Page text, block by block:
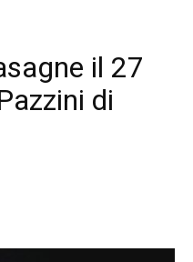
il 27
di